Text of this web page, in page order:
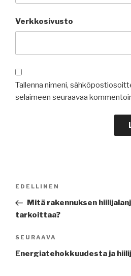
Verkkosivusto
Tallenna nimeni,
selaimeen seuraavaa
Edellinen
artikkeli
EDELLINEN
Mitä rakennuksen
tarkoittaa?
Seuraava
artikkeli
SEURAAVA
Energiatehokkuudesta ja